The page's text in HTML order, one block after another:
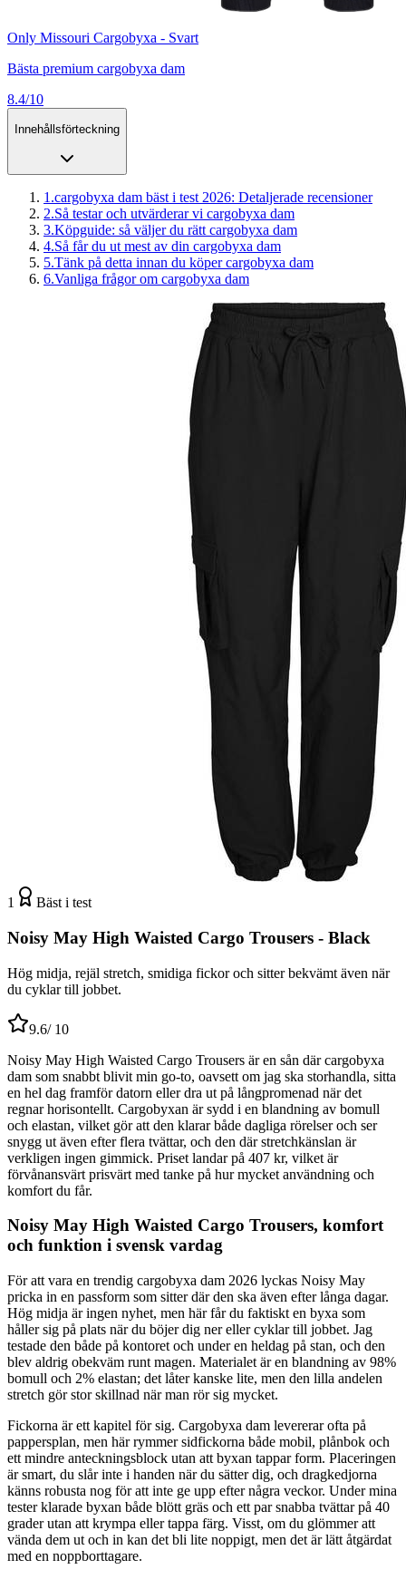
Only Missouri Cargobyxa - Svart
Bästa premium cargobyxa dam
8.4/10
Innehållsförteckning
1 .cargobyxa dam bäst i test 2026: Detaljerade recensioner
2.Så testar och utvärderar vi cargobyxa dam
3.Köpguide: så väljer du rätt cargobyxa dam
4.Så får du ut mest av din cargobyxa dam
5.Tänk på detta innan du köper cargobyxa dam
6.Vanliga frågor om cargobyxa dam
1 Bäst i test
Noisy May High Waisted Cargo Trousers - Black
Hög midja, rejäl stretch, smidiga fickor och sitter bekvämt även när
du cyklar till jobbet.
9.6/ 10
Noisy May High Waisted Cargo Trousers är en sån där cargobyxa
dam som snabbt blivit min go-to, oavsett om jag ska storhandla, sitta
en hel dag framför datorn eller dra ut på långpromenad när det
regnar horisontellt. Cargobyxan är sydd i en blandning av bomull
och elastan, vilket gör att den klarar både dagliga rörelser och ser
snygg ut även efter flera tvättar, och den där stretchkänslan är
verkligen ingen gimmick. Priset landar på 407 kr, vilket är
förvånansvärt prisvärt med tanke på hur mycket användning och
komfort du får.
Noisy May High Waisted Cargo Trousers, komfort
och funktion i svensk vardag
För att vara en trendig cargobyxa dam 2026 lyckas Noisy May
pricka in en passform som sitter där den ska även efter långa dagar.
Hög midja är ingen nyhet, men här får du faktiskt en byxa som
håller sig på plats när du böjer dig ner eller cyklar till jobbet. Jag
testade den både på kontoret och under en heldag på stan, och den
blev aldrig obekväm runt magen. Materialet är en blandning av 98%
bomull och 2% elastan; det låter kanske lite, men den lilla andelen
stretch gör stor skillnad när man rör sig mycket.
Fickorna är ett kapitel för sig. Cargobyxa dam levererar ofta på
pappersplan, men här rymmer sidfickorna både mobil, plånbok och
ett mindre anteckningsblock utan att byxan tappar form. Placeringen
är smart, du slår inte i handen när du sätter dig, och dragkedjorna
känns robusta nog för att inte ge upp efter några veckor. Under mina
tester klarade byxan både blött gräs och ett par snabba tvättar på 40
grader utan att krympa eller tappa färg. Visst, om du glömmer att
vända dem ut och in kan det bli lite noppigt, men det är lätt åtgärdat
med en noppborttagare.